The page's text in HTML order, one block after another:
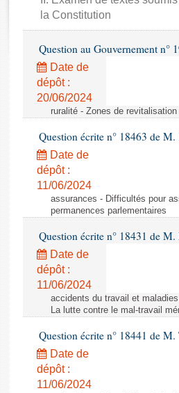
Rapports d'enquête
Rapports législatifs
Baromètre de l’application des lois
Dossiers législatifs
Budget et sécurité sociale
la Constitution
Question au Gouvernement n°
Date de
dépôt :
20/06/2024
ruralité - Zones de
Question écrite n° 18463 de
Date de
dépôt :
11/06/2024
assurances - Difficultés pour
permanences parlementaires
Question écrite n° 18431 de
Date de
dépôt :
11/06/2024
accidents du travail et
La lutte contre le mal-travail
Question écrite n° 18441 de
Date de
dépôt :
11/06/2024